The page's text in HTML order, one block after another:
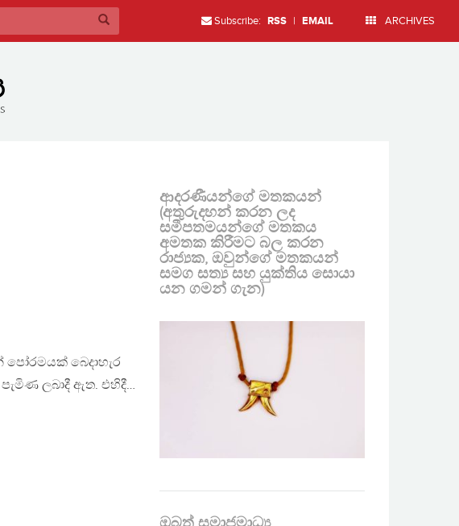
Subscribe: RSS | EMAIL ARCHIVES
බෙදාහැර
ලබාදී ඇත. එහිදී…
ආදරණීයන්ගේ මතකයන්
(අතුරුදහන් කරන ලද
සමීපතමයන්ගේ මතකය
අමතක කිරීමට බල කරන
රාජ්‍යක, ඔවුන්ගේ මතකයන්
සමග සත්‍ය සහ යුක්තිය සොයා
යන ගමන් ගැන)